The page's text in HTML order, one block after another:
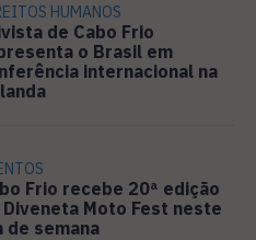
HUMANOS
de Cabo Frio
o Brasil em
internacional na
Frio recebe 20ª edição
Diveneta Moto Fest neste
de semana